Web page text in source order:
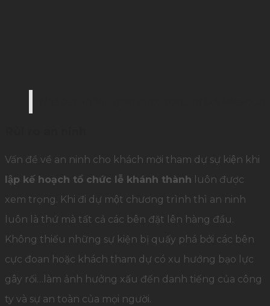
Vấn đề về an ninh cho khách mời tham dự sự kiện khi
lập kế hoạch tổ chức lễ khánh thành luôn được
xem trọng. Khi đi dự một chương trình thì an ninh
luôn là thứ mà tất cả các bên đặt lên hàng đầu.
Không thiếu những sự kiện bị quấy phá bởi các bên
cực đoan hoặc khách tham dự có xu hướng bạo lực
gây rối…làm ảnh hưởng xấu đến danh tiếng của công
ty và sự an toàn của mọi người.